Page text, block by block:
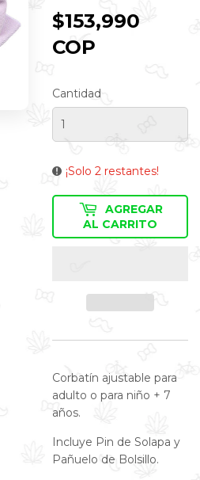
$153,990
COP
Cantidad
¡Solo 2 restantes!
AGREGAR
AL CARRITO
Corbatín ajustable para
adulto o para niño + 7
años.
Incluye Pin de Solapa y
Pañuelo de Bolsillo.